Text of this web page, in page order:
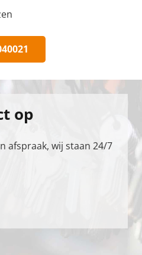
op
afspraak, wij staan 24/7